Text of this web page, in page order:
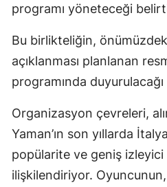
programı yöneteceği
Bu birlikteliğin,
açıklanması planlanan
programında
Organizasyon çevreleri,
Yaman’ın son yıllarda
popülarite ve geniş
ilişkilendiriyor.